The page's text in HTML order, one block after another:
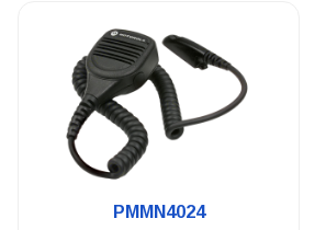
PMMN4024